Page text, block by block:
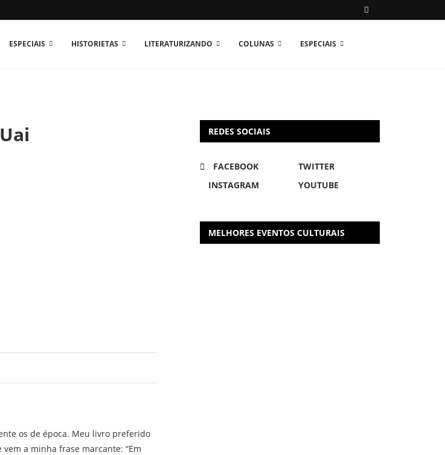
ESPECIAIS HISTORIETAS LITERATURIZANDO COLUNAS ESPECIAIS
os de época. Meu livro preferido
vem a minha frase marcante: “Em
REDES SOCIAIS
FACEBOOK
TWITTER
INSTAGRAM
YOUTUBE
MELHORES EVENTOS CULTURAIS